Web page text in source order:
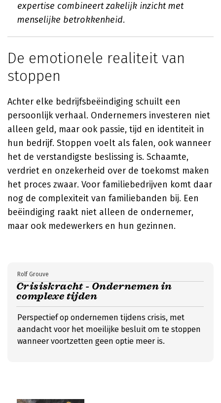
expertise combineert zakelijk inzicht met
menselijke betrokkenheid.
De emotionele realiteit van
stoppen
Achter elke bedrijfsbeëindiging schuilt een
persoonlijk verhaal. Ondernemers investeren niet
alleen geld, maar ook passie, tijd en identiteit in
hun bedrijf. Stoppen voelt als falen, ook wanneer
het de verstandigste beslissing is. Schaamte,
verdriet en onzekerheid over de toekomst maken
het proces zwaar. Voor familiebedrijven komt daar
nog de complexiteit van familiebanden bij. Een
beëindiging raakt niet alleen de ondernemer,
maar ook medewerkers en hun gezinnen.
Crisiskracht - Ondernemen in
complexe tijden
Rolf Grouve
Perspectief op ondernemen tijdens crisis, met
aandacht voor het moeilijke besluit om te stoppen
wanneer voortzetten geen optie meer is.